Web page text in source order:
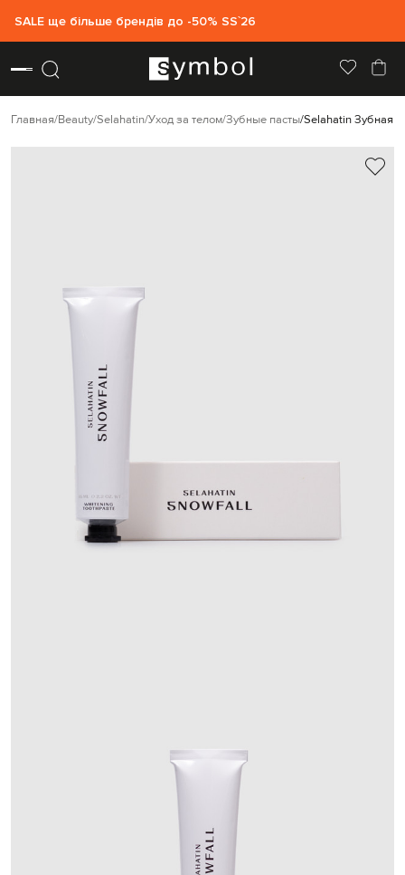
SALE ще більше брендів до -50% SS`26
Главная Beauty Selahatin Уход за телом Зубные пасты Selahatin Зубная